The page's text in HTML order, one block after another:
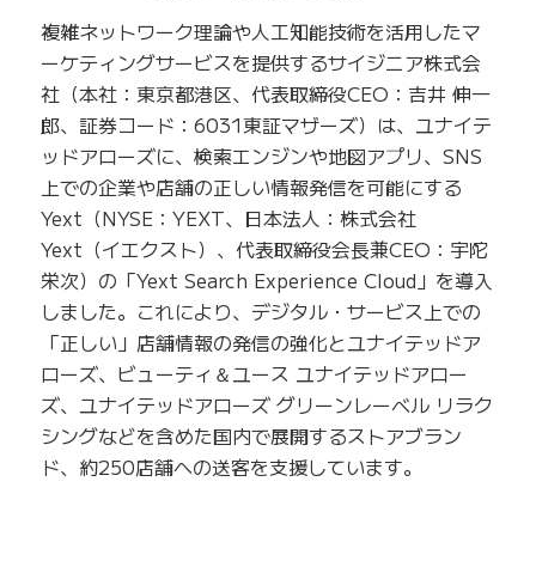
複雑ネットワーク理論や人工知能技術を活用したマ
ーケティングサービスを提供するサイジニア株式会
社（本社：東京都港区、代表取締役CEO：吉井 伸一
郎、証券コード：6031東証マザーズ）は、ユナイテ
ッドアローズに、検索エンジンや地図アプリ、SNS
上での企業や店舗の正しい情報発信を可能にする
Yext（NYSE：YEXT、日本法人：株式会社
Yext（イエクスト）、代表取締役会長兼CEO：宇陀
栄次）の「Yext Search Experience Cloud」を導入
しました。これにより、デジタル・サービス上での
「正しい」店舗情報の発信の強化とユナイテッドア
ローズ、ビューティ＆ユース ユナイテッドアロー
ズ、ユナイテッドアローズ グリーンレーベル リラク
シングなどを含めた国内で展開するストアブラン
ド、約250店舗への送客を支援しています。